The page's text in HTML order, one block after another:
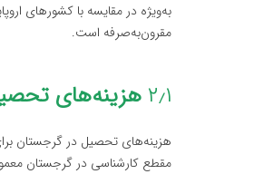
به‌ویژه در مقایسه با کشورهای
مقرون‌به‌صرفه است.
۲٫۱ هزینه‌های
هزینه‌های تحصیل در گرجستان